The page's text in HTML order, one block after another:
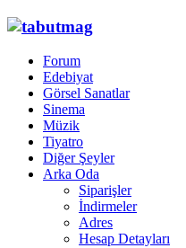
Forum
Edebiyat
Görsel Sanatlar
Sinema
Müzik
Tiyatro
Diğer Şeyler
Arka Oda
Siparişler
İndirmeler
Adres
Hesap Detayları